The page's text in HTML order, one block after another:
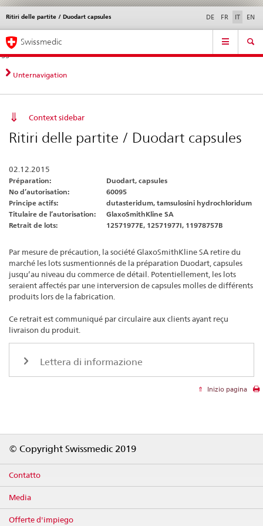
Navigazione
diretta:
novità,
aspetti
contatto
Novità &
norme
Contatto | Supporto &
aiuto
Ritiri delle partite / Duodart capsules DE FR IT EN
Service
Navigation
Swissmedic
Unternavigation
Context sidebar
Ritiri delle partite / Duodart capsules
02.12.2015
Préparation:
Duodart, capsules
No d’autorisation:
60095
Principe actifs:
dutasteridum, tamsulosini hydrochloridum
Titulaire de l’autorisation: GlaxoSmithKline SA
Retrait de lots:
12571977E, 12571977I, 11978757B
Par mesure de précaution, la société GlaxoSmithKline SA retire du
marché les lots susmentionnés de la préparation Duodart, capsules
jusqu’au niveau du commerce de détail. Potentiellement, les lots
seraient affectés par une interversion de capsules molles de différents
produits lors de la fabrication.
Ce retrait est communiqué par circulaire aux clients ayant reçu
livraison du produit.
Lettera di informazione
Inizio pagina
© Copyright Swissmedic 2019
Contatto
Media
Offerte d'impiego